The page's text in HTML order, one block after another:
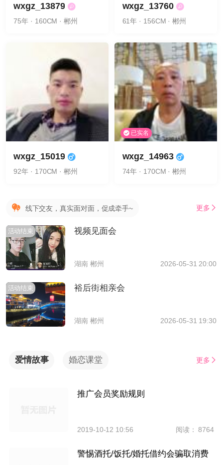
wxgz_13879
75年 · 160CM · 郴州
wxgz_13760
61年 · 156CM · 郴州
wxgz_15019
92年 · 170CM · 郴州
已实名
wxgz_14963
74年 · 170CM · 郴州
线下交友，真实面对面，促成牵手~ 更多
活动结束 视频见面会
湖南 郴州 2026-05-31 20:00
活动结束 裕后街相亲会
湖南 郴州 2026-05-31 19:30
爱情故事 婚恋课堂 更多
推广会员奖励规则
2019-10-12 10:56 阅读： 8764
警惕酒托/饭托/婚托借约会骗取消费